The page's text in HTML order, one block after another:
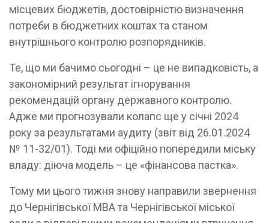
місцевих бюджетів, достовірністю визначення
потреби в бюджетних коштах та станом
внутрішнього контролю розпорядників.
Те, що ми бачимо сьогодні – це не випадковість, а
закономірний результат ігнорування
рекомендацій органу державного контролю.
Адже ми прогнозували колапс ще у січні 2024
року за результатами аудиту (звіт від 26.01.2024
№ 11-32/01). Тоді ми офіційно попередили міську
владу: діюча модель – це «фінансова пастка».
Тому ми цього тижня знову направили звернення
до Чернігівської МВА та Чернігівської міської